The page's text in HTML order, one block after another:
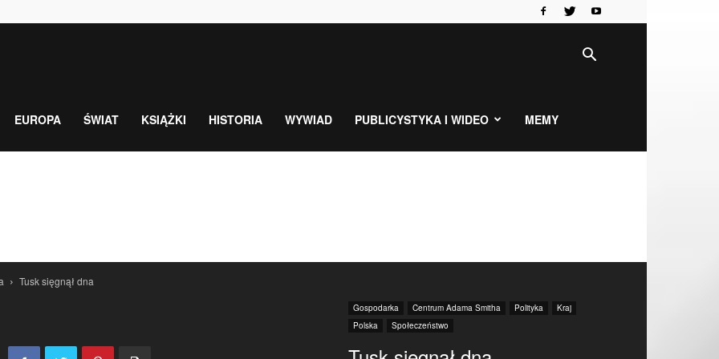
EUROPA ŚWIAT KSIĄŻKI HISTORIA WYWIAD PUBLICYSTYKA I WIDEO MEMY
Tusk sięgnął dna
Gospodarka Centrum Adama Smitha Polityka
Kraj
Polska
Społeczeństwo